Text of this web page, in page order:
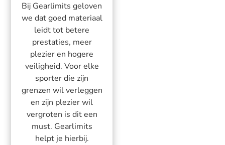
Bij Gearlimits geloven
we dat goed materiaal
leidt tot betere
prestaties, meer
plezier en hogere
veiligheid. Voor elke
sporter die zijn
grenzen wil verleggen
en zijn plezier wil
vergroten is dit een
must. Gearlimits
helpt je hierbij.